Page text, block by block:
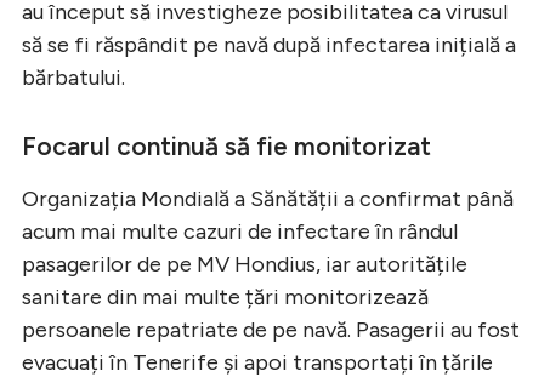
au început să investigheze posibilitatea ca virusul
să se fi răspândit pe navă după infectarea inițială a
bărbatului.
Focarul continuă să fie monitorizat
Organizația Mondială a Sănătății a confirmat până
acum mai multe cazuri de infectare în rândul
pasagerilor de pe MV Hondius, iar autoritățile
sanitare din mai multe țări monitorizează
persoanele repatriate de pe navă. Pasagerii au fost
evacuați în Tenerife și apoi transportați în țările